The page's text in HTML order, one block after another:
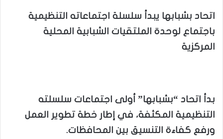
اتحاد بشبابها يبدأ سلسلة اجتماعاته التنظيمية
باجتماع لوحدة الملتقيات الشبابية المحلية
المركزية
بدأ اتحاد “بشبابها” أولى اجتماعات سلسلته
التنظيمية المكثفة، في إطار خطة تطوير العمل
ورفع كفاءة التنسيق بين المحافظات.